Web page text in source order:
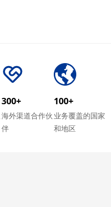
300+
海外渠道合作伙
伴
100+
业务覆盖的国家
和地区